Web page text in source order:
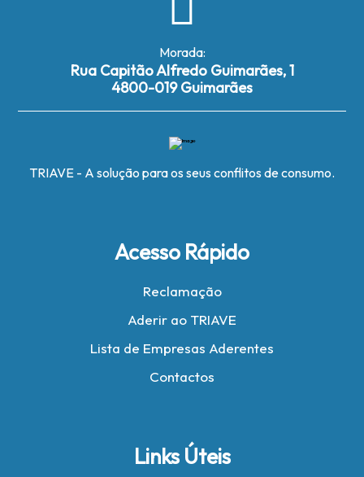
Morada:
Rua Capitão Alfredo Guimarães, 1
4800-019 Guimarães
TRIAVE - A solução para os seus conflitos de consumo.
Acesso Rápido
Reclamação
Aderir ao TRIAVE
Lista de Empresas Aderentes
Contactos
Links Úteis